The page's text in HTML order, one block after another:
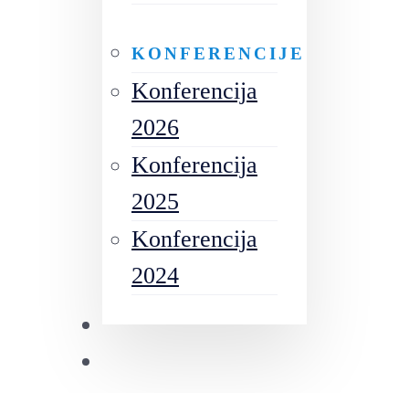
KONFERENCIJE
Konferencija
2026
Konferencija
2025
Konferencija
2024